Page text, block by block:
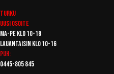
Turku
Uusi osoite
Ma-pe klo 10-18
Lauantaisin klo 10-16
Puh:
0445-805 845